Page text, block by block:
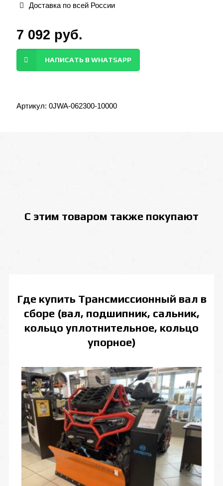
Доставка по всей России
7 092 руб.
НАПИСАТЬ В WHATSAPP
Артикул: 0JWA-062300-10000
С этим товаром также покупают
Где купить Трансмиссионный вал в
сборе (вал, подшипник, сальник,
кольцо уплотнительное, кольцо
упорное)